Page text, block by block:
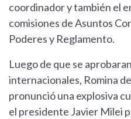
coordinador y también el
comisiones de Asuntos
Poderes y Reglamento.
Luego de que se
internacionales, Romina
pronunció una explosiva
el presidente Javier Milei